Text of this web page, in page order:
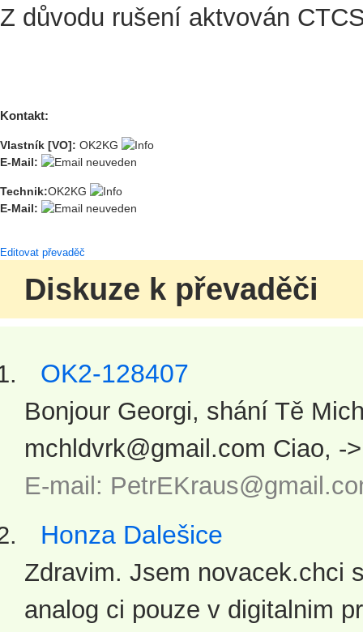
Z důvodu rušení aktvován
Kontakt:
Vlastník [VO]: OK2KG
E-Mail:
Technik:OK2KG
E-Mail:
Editovat převaděč
Diskuze k převaděči
OK2-128407
Bonjour Georgi, shání Tě
mchldvrk@gmail.com Ciao, -
E-mail:
Honza Dalešice
Zdravim. Jsem novacek.chci
analog ci pouze v digitalnim